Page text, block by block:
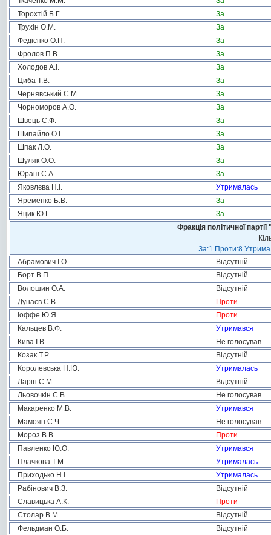
Торохтій Б.Г.
За
Трухін О.М.
За
Федієнко О.П.
За
Фролов П.В.
За
Холодов А.І.
За
Циба Т.В.
За
Чернявський С.М.
За
Чорноморов А.О.
За
Швець С.Ф.
За
Шипайло О.І.
За
Шпак Л.О.
За
Шуляк О.О.
За
Юраш С.А.
За
Яковлєва Н.І.
Утрималась
Яременко Б.В.
За
Яцик Ю.Г.
За
Фракція політичної
За:1 Проти:8
Абрамович І.О.
Відсутній
Борт В.П.
Відсутній
Волошин О.А.
Відсутній
Дунаєв С.В.
Проти
Іоффе Ю.Я.
Проти
Кальцев В.Ф.
Утримався
Кива І.В.
Не голосував
Козак Т.Р.
Відсутній
Королевська Н.Ю.
Утрималась
Ларін С.М.
Відсутній
Льовочкін С.В.
Не голосував
Макаренко М.В.
Утримався
Мамоян С.Ч.
Не голосував
Мороз В.В.
Проти
Павленко Ю.О.
Утримався
Плачкова Т.М.
Утрималась
Приходько Н.І.
Утрималась
Рабінович В.З.
Відсутній
Славицька А.К.
Проти
Столар В.М.
Відсутній
Фельдман О.Б.
Відсутній